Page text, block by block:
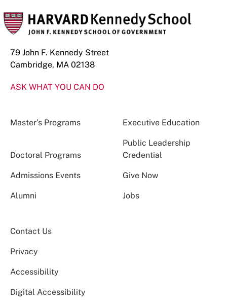
79 John F. Kennedy Street
Cambridge, MA 02138
ASK WHAT YOU CAN DO
Master’s Programs Executive Education
Doctoral Programs
Public Leadership
Credential
Admissions Events Give Now
Alumni Jobs
Contact Us
Privacy
Accessibility
Digital Accessibility